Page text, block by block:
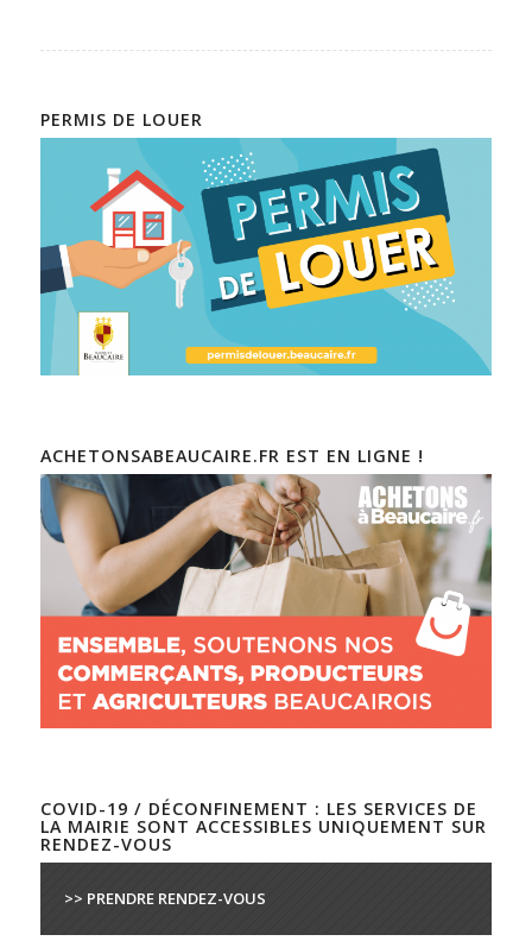
PERMIS DE LOUER
ACHETONSABEAUCAIRE.FR EST EN LIGNE !
COVID-19 / DÉCONFINEMENT : LES SERVICES DE
LA MAIRIE SONT ACCESSIBLES UNIQUEMENT SUR
RENDEZ-VOUS
>> PRENDRE RENDEZ-VOUS